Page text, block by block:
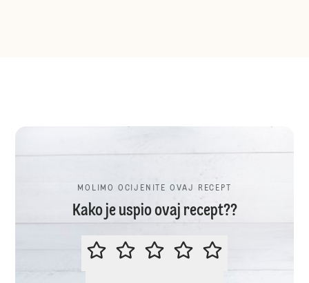
MOLIMO OCIJENITE OVAJ RECEPT
Kako je uspio ovaj recept??
MOLIMO OCIJENITE OVAJ